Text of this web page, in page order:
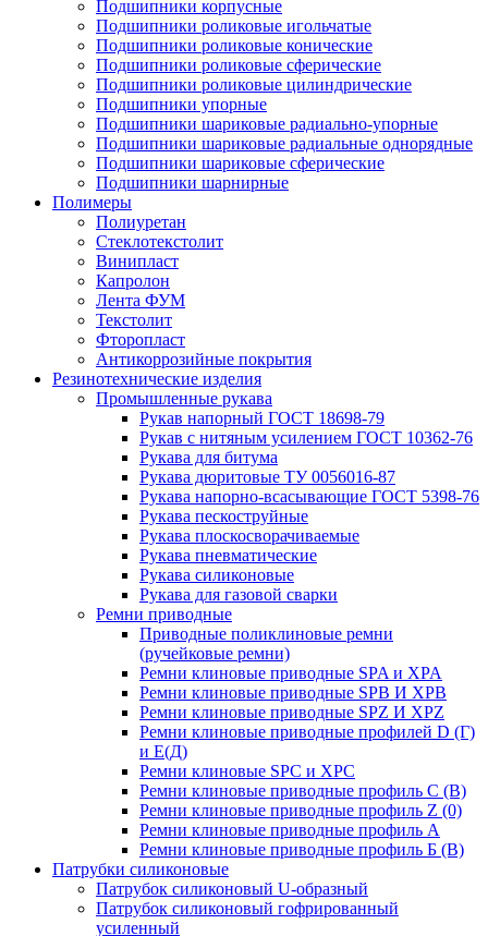
Подшипники корпусные
Подшипники роликовые игольчатые
Подшипники роликовые конические
Подшипники роликовые сферические
Подшипники роликовые цилиндрические
Подшипники упорные
Подшипники шариковые радиально-упорные
Подшипники шариковые радиальные однорядные
Подшипники шариковые сферические
Подшипники шарнирные
Полимеры
Полиуретан
Стеклотекстолит
Винипласт
Капролон
Лента ФУМ
Текстолит
Фторопласт
Антикоррозийные покрытия
Резинотехнические изделия
Промышленные рукава
Рукав напорный ГОСТ 18698-79
Рукав с нитяным усилением ГОСТ 10362-76
Рукава для битума
Рукава дюритовые ТУ 0056016-87
Рукава напорно-всасывающие ГОСТ 5398-76
Рукава пескоструйные
Рукава плоскосворачиваемые
Рукава пневматические
Рукава силиконовые
Рукава для газовой сварки
Ремни приводные
Приводные поликлиновые ремни
(ручейковые ремни)
Ремни клиновые приводные SPA и XPA
Ремни клиновые приводные SPB И XPB
Ремни клиновые приводные SPZ И XPZ
Ремни клиновые приводные профилей D (Г)
и Е(Д)
Ремни клиновые SPC и XPC
Ремни клиновые приводные профиль C (В)
Ремни клиновые приводные профиль Z (0)
Ремни клиновые приводные профиль А
Ремни клиновые приводные профиль Б (B)
Патрубки силиконовые
Патрубок силиконовый U-образный
Патрубок силиконовый гофрированный
усиленный